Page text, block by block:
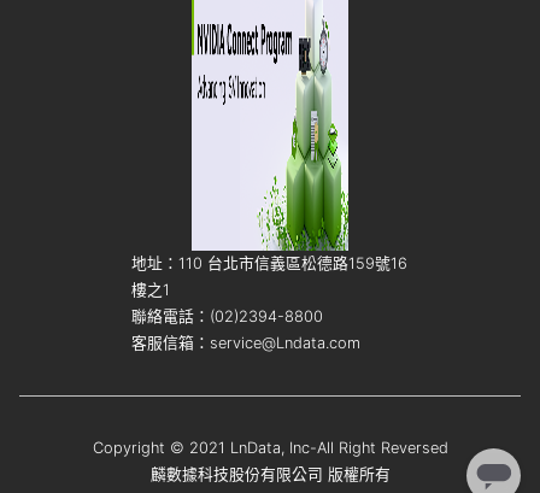
地址：110 台北市信義區松德路159號16
樓之1
聯絡電話：(02)2394-8800
客服信箱：service@Lndata.com
Copyright © 2021 LnData, Inc-All Right Reversed
麟數據科技股份有限公司 版權所有